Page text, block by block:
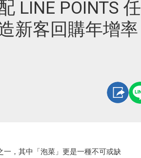
LINE POINTS 任
新客回購年增率
，其中「泡菜」更是一種不可或缺